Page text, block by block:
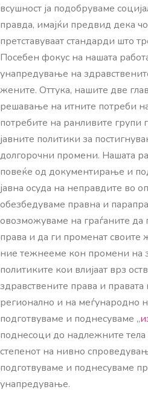
всушност ја подобруваме
правда, имајќи предвид дека
претставуваат стандарди што
Посебен фокус на нашата
унапредување на
жените. Оттука, нашите две
решавање на итните потреби
потребите на ранливите групи
јавните политики за
долгорочни промени. Нашата
повеќе од документирање и
јавна осуда на неправдите во
обезбедуваме правна и
овозможуваме на граѓаните да
права и да ги променат своите
ние тежнееме кон промени на
политиките кои влијаат врз
здравствените права и
регионално и на меѓународно
подготвуваме и поднесуваме „
поднесоци до надлежните тела
степенот на нивно
подготвуваме и поднесуваме
унапредување.